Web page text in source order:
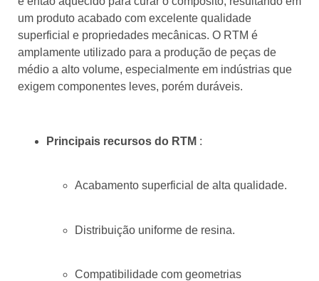
um produto acabado com excelente qualidade
superficial e propriedades mecânicas. O RTM é
amplamente utilizado para a produção de peças de
médio a alto volume, especialmente em indústrias que
exigem componentes leves, porém duráveis.
Principais recursos do RTM :
Acabamento superficial de alta qualidade.
Distribuição uniforme de resina.
Compatibilidade com geometrias